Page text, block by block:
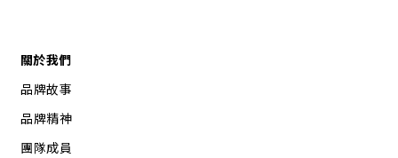
關於我們
品牌故事
品牌精神
團隊成員